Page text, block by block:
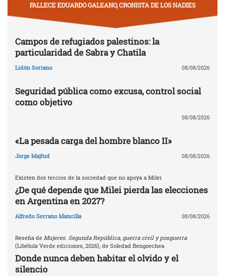
FALLECE EDUARDO GALEANO, CRONISTA DE LOS NADIES
Campos de refugiados palestinos: la
particularidad de Sabra y Chatila
Lidón Soriano 08/08/2026
Seguridad pública como excusa, control social
como objetivo
08/08/2026
«La pesada carga del hombre blanco II»
Jorge Majfud 08/08/2026
Existen dos tercios de la sociedad que no apoya a Milei
¿De qué depende que Milei pierda las elecciones
en Argentina en 2027?
Alfredo Serrano Mancilla 08/08/2026
Reseña de Mujeres. Segunda República, guerra civil y posguerra
(Libélula Verde ediciones, 2026), de Soledad Bengoechea
Donde nunca deben habitar el olvido y el
silencio